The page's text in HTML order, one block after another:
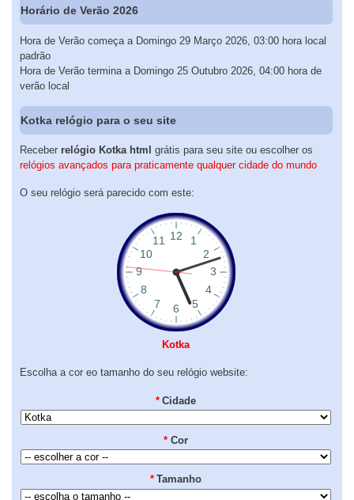
Horário de Verão 2026
Hora de Verão começa a Domingo 29 Março 2026, 03:00 hora local
padrão
Hora de Verão termina a Domingo 25 Outubro 2026, 04:00 hora de
verão local
Kotka relógio para o seu site
Receber relógio Kotka html grátis para seu site ou escolher os
relógios avançados para praticamente qualquer cidade do mundo
O seu relógio será parecido com este:
Kotka
Escolha a cor eo tamanho do seu relógio website:
* Cidade
* Cor
* Tamanho